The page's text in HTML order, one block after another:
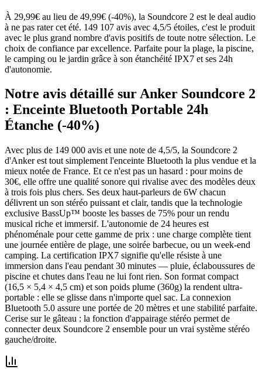
À 29,99€ au lieu de 49,99€ (-40%), la Soundcore 2 est le deal audio
à ne pas rater cet été. 149 107 avis avec 4,5/5 étoiles, c'est le produit
avec le plus grand nombre d'avis positifs de toute notre sélection. Le
choix de confiance par excellence. Parfaite pour la plage, la piscine,
le camping ou le jardin grâce à son étanchéité IPX7 et ses 24h
d'autonomie.
Notre avis détaillé surAnker Soundcore 2
: Enceinte Bluetooth Portable 24h
Étanche (-40%)
Avec plus de 149 000 avis et une note de 4,5/5, la Soundcore 2
d'Anker est tout simplement l'enceinte Bluetooth la plus vendue et la
mieux notée de France. Et ce n'est pas un hasard : pour moins de
30€, elle offre une qualité sonore qui rivalise avec des modèles deux
à trois fois plus chers. Ses deux haut-parleurs de 6W chacun
délivrent un son stéréo puissant et clair, tandis que la technologie
exclusive BassUp™ booste les basses de 75% pour un rendu
musical riche et immersif. L'autonomie de 24 heures est
phénoménale pour cette gamme de prix : une charge complète tient
une journée entière de plage, une soirée barbecue, ou un week-end
camping. La certification IPX7 signifie qu'elle résiste à une
immersion dans l'eau pendant 30 minutes — pluie, éclaboussures de
piscine et chutes dans l'eau ne lui font rien. Son format compact
(16,5 × 5,4 × 4,5 cm) et son poids plume (360g) la rendent ultra-
portable : elle se glisse dans n'importe quel sac. La connexion
Bluetooth 5.0 assure une portée de 20 mètres et une stabilité parfaite.
Cerise sur le gâteau : la fonction d'appairage stéréo permet de
connecter deux Soundcore 2 ensemble pour un vrai système stéréo
gauche/droite.